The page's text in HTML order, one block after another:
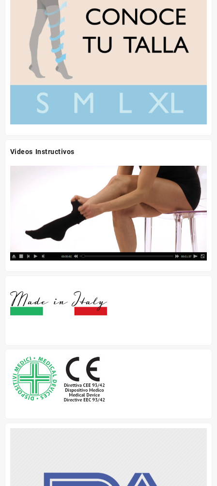
Videos Instructivos